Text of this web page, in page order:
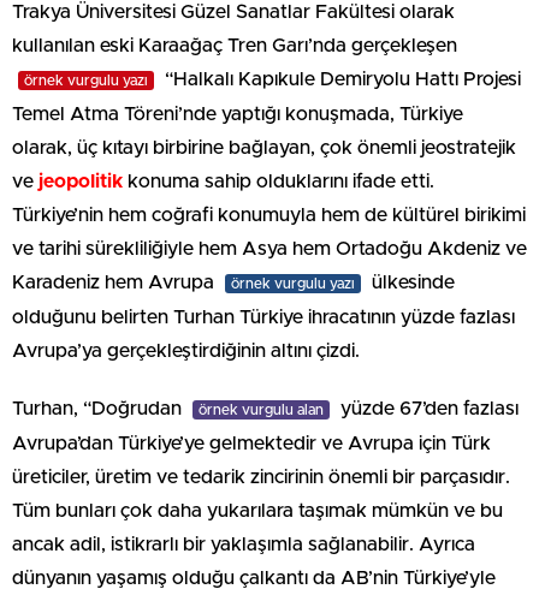
Trakya Üniversitesi Güzel Sanatlar Fakültesi olarak
kullanılan eski Karaağaç Tren Garı’nda gerçekleşen
örnek vurgulu yazı
“Halkalı Kapıkule Demiryolu Hattı Projesi
Temel Atma Töreni’nde yaptığı konuşmada, Türkiye
olarak, üç kıtayı birbirine bağlayan, çok önemli jeostratejik
ve jeopolitik konuma sahip olduklarını ifade etti.
Türkiye’nin hem coğrafi konumuyla hem de kültürel birikimi
ve tarihi sürekliliğiyle hem Asya hem Ortadoğu Akdeniz ve
Karadeniz hem Avrupa
örnek vurgulu yazı
ülkesinde
olduğunu belirten Turhan Türkiye ihracatının yüzde fazlası
Avrupa’ya gerçekleştirdiğinin altını çizdi.
Turhan, “Doğrudan örnek vurgulu alan
yüzde 67’den fazlası
Avrupa’dan Türkiye’ye gelmektedir ve Avrupa için Türk
üreticiler, üretim ve tedarik zincirinin önemli bir parçasıdır.
Tüm bunları çok daha yukarılara taşımak mümkün ve bu
ancak adil, istikrarlı bir yaklaşımla sağlanabilir. Ayrıca
dünyanın yaşamış olduğu çalkantı da AB’nin Türkiye’yle